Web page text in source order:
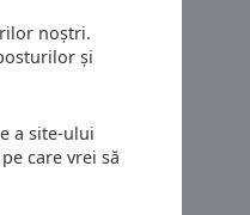
noștri.
și
a site-ului
care vrei să